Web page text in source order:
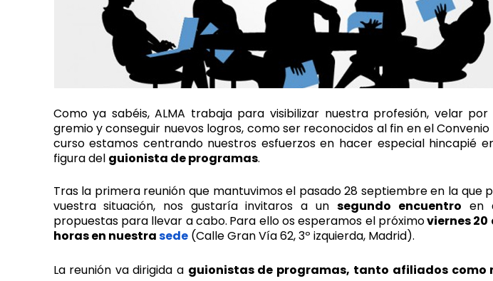
Como ya sabéis, ALMA trabaja para visibilizar nuestra profesión, velar
gremio y conseguir nuevos logros, como ser reconocidos al fin en el Convenio
curso estamos centrando nuestros esfuerzos en hacer especial hincapié
figura del guionista de programas.
Tras la primera reunión que mantuvimos el pasado 28 septiembre en la que
vuestra situación, nos gustaría invitaros a un segundo encuentro en
propuestas para llevar a cabo. Para ello os esperamos el próximoviernes 20
horas en nuestrasede(Calle Gran Vía 62, 3º izquierda, Madrid).
La reunión va dirigida a guionistas de programas, tanto afiliados como